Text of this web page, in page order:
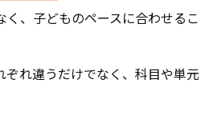
、子どものペースに合わせるこ
ぞれ違うだけでなく、科目や単元